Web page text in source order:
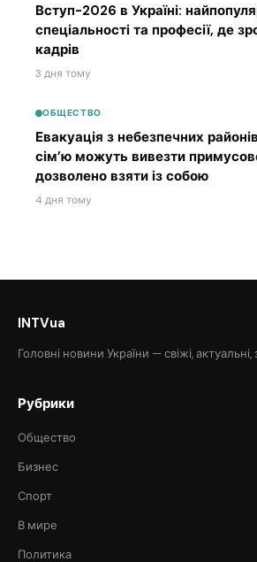
Вступ-2026 в Україні:
спеціальності та професії, де
кадрів
3 дня тому
ОБЩЕСТВО
Евакуація з небезпечних
сім’ю можуть вивезти
дозволено взяти із собою
4 дня тому
INTVua
Головні новини України — свіжі, актуальні,
Рубрики
Общество
Бизнес
Спорт
В мире
Политика